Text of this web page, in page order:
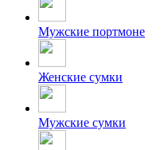
Мужские портмоне
Женские сумки
Мужские сумки